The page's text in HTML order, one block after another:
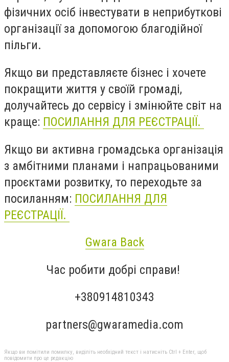
фізичних осіб інвестувати в неприбуткові
організації за допомогою благодійної
пільги.
Якщо ви представляєте бізнес і хочете
покращити життя у своїй громаді,
долучайтесь до сервісу і змінюйте світ на
краще: ПОСИЛАННЯ ДЛЯ РЕЄСТРАЦІЇ.
Якщо ви активна громадська організація
з амбітними планами і напрацьованими
проєктами розвитку, то переходьте за
посиланням: ПОСИЛАННЯ ДЛЯ
РЕЄСТРАЦІЇ.
Gwara Back
Час робити добрі справи!
+380914810343
partners@gwaramedia.com
Якщо ви помітили помилку, виділіть необхідний текст і натисніть Ctrl + Enter, щоб
повідомити про це редакцію